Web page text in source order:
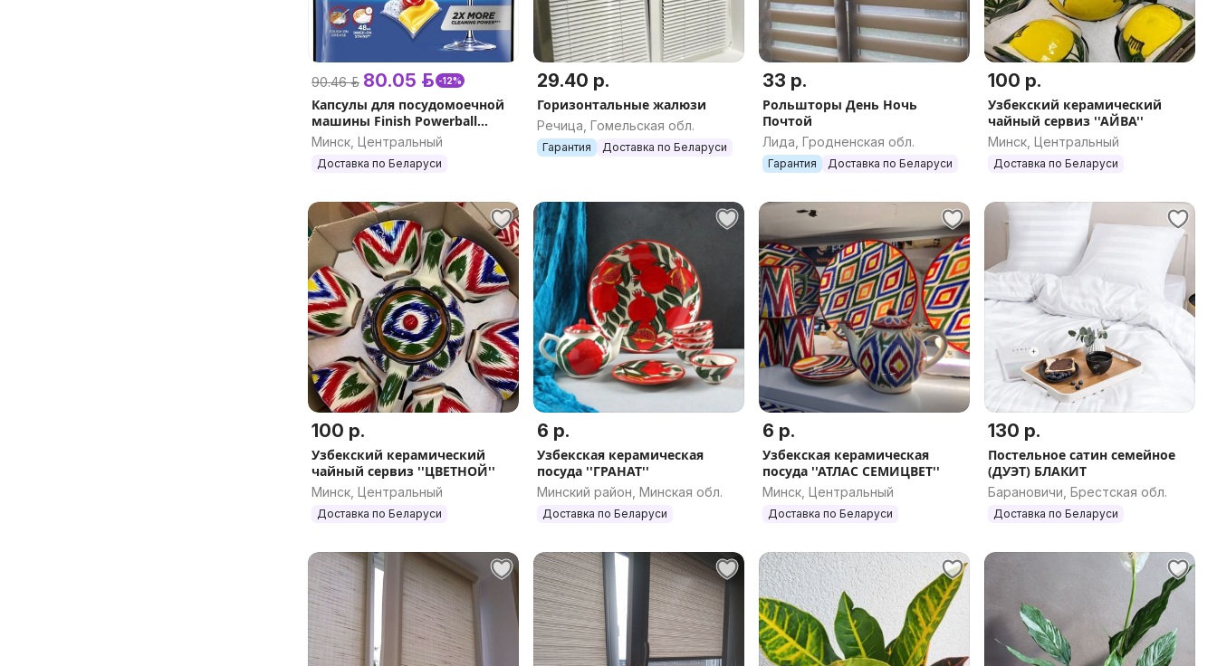
90.46 р. 80.05 р. -12%
Капсулы для посудомоечной
машины Finish Powerball
Ultimate All In 1 Лимон (100
Минск, Центральный
Доставка по Беларуси
29.40 р.
Горизонтальные жалюзи
Речица, Гомельская обл.
Гарантия Доставка по Беларуси
33 р.
Рольшторы День Ночь
Почтой
Лида, Гродненская обл.
Гарантия Доставка по Беларуси
100 р.
Узбекский керамический
чайный сервиз ''АЙВА''
Минск, Центральный
Доставка по Беларуси
100 р.
Узбекский керамический
чайный сервиз ''ЦВЕТНОЙ''
Минск, Центральный
Доставка по Беларуси
6 р.
Узбекская керамическая
посуда ''ГРАНАТ''
Минский район, Минская обл.
Доставка по Беларуси
6 р.
Узбекская керамическая
посуда ''АТЛАС СЕМИЦВЕТ''
Минск, Центральный
Доставка по Беларуси
130 р.
Постельное сатин семейное
(ДУЭТ) БЛАКИТ
Барановичи, Брестская обл.
Доставка по Беларуси